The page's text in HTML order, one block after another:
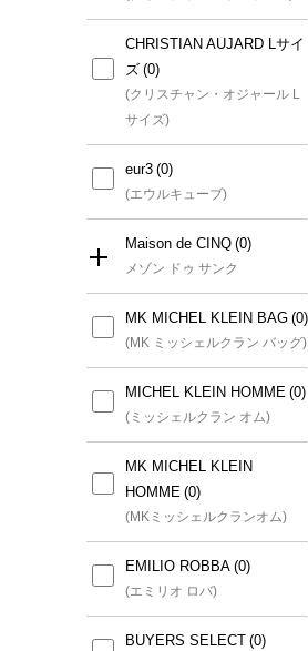
CHRISTIAN AUJARD Lサイ
ズ
(クリスチャン・オジャール L
サイズ)
eur3
(エウルキューブ)
Maison de CINQ
メゾン ドゥ サンク
すべて
GIANNI LO GIUDICE(小さ
いサイズ)
いサイズ))
GEORGES RECH(小さいサ
(ジョルジュレッシュ(小さいサ
イズ))
CHRISTIAN AUJARD(小さ
MK MICHEL KLEIN BAG
(MK ミッシェルクラン バッグ)
MICHEL KLEIN HOMME
(ミッシェルクラン オム)
MK MICHEL KLEIN
HOMME
(MKミッシェルクランオム)
EMILIO ROBBA
(エミリオ ロバ)
BUYERS SELECT